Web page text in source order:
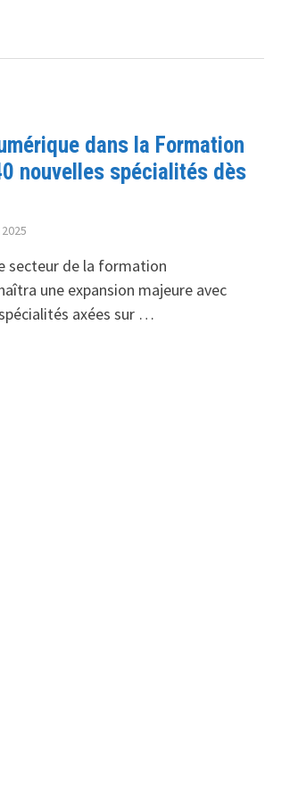
dans la Formation
nouvelles spécialités dès
secteur de la formation
une expansion majeure avec
axées sur …